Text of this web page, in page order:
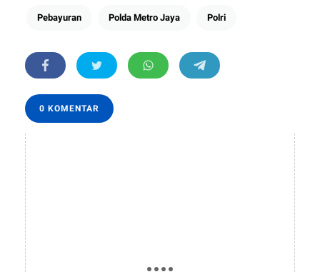
Pebayuran Polda Metro Jaya Polri
0 KOMENTAR